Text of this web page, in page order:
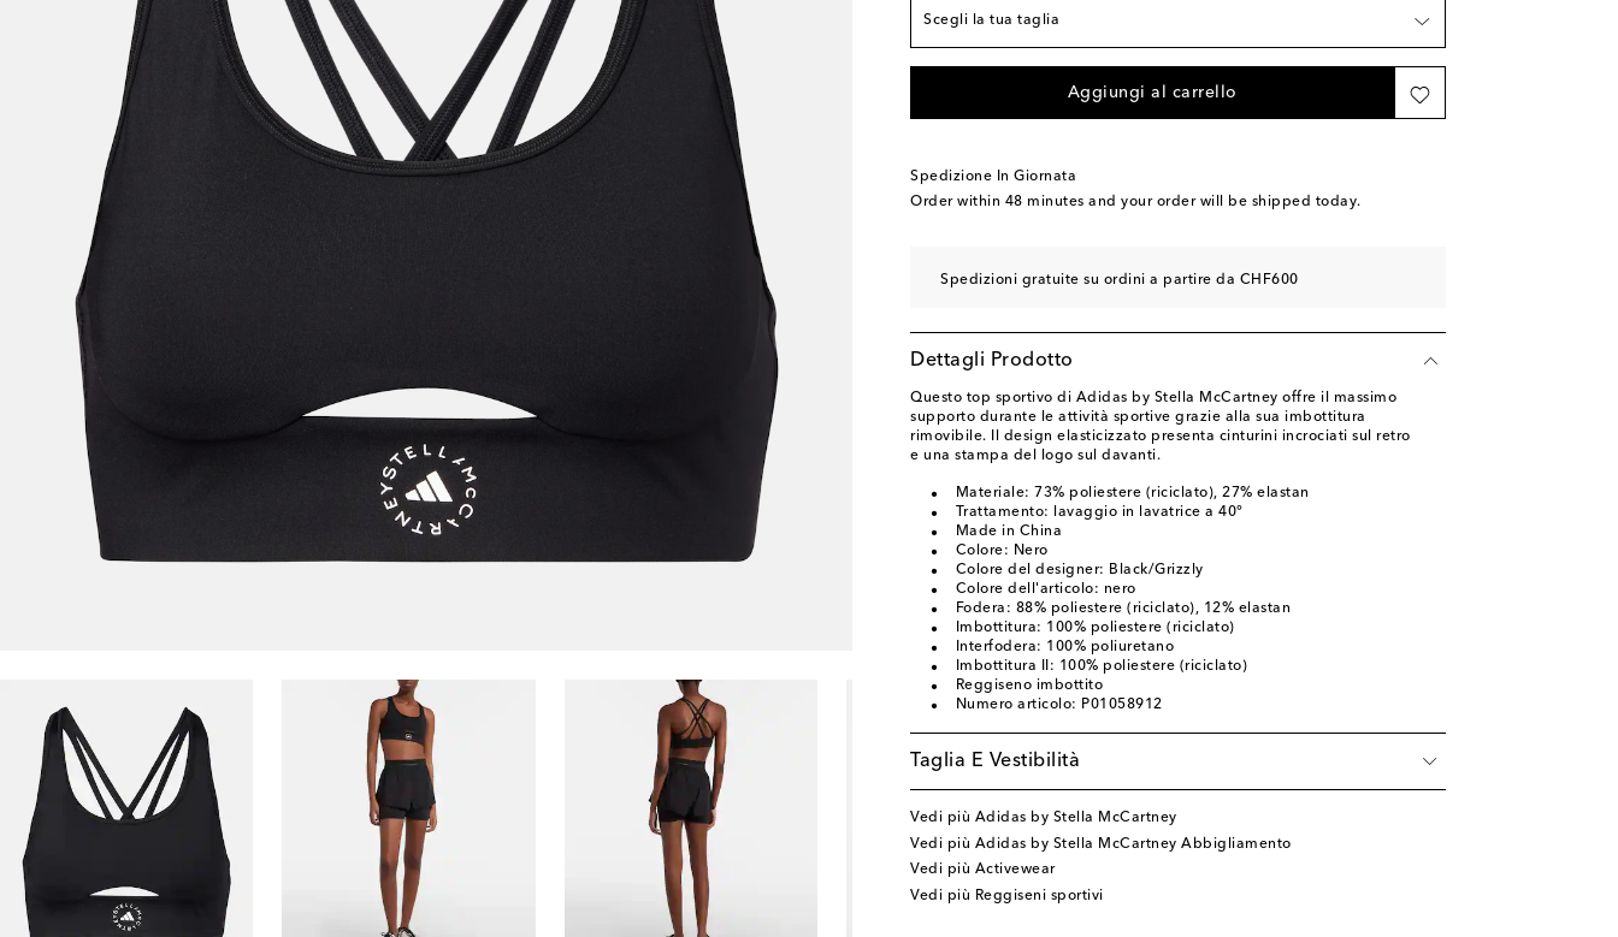
Scegli la tua taglia
XL Pochi pezzi rimasti
Aggiungi al carrello
Spedizione In Giornata
Order within 48 minutes and your order will be shipped today.
Spedizioni gratuite su ordini a partire da CHF600
Dettagli Prodotto
Questo top sportivo di Adidas by Stella McCartney offre il massimo
supporto durante le attività sportive grazie alla sua imbottitura
rimovibile. Il design elasticizzato presenta cinturini incrociati sul retro
e una stampa del logo sul davanti.
Materiale: 73% poliestere (riciclato), 27% elastan
Trattamento: lavaggio in lavatrice a 40°
Made in China
Colore: Nero
Colore del designer: Black/Grizzly
Colore dell'articolo: nero
Fodera: 88% poliestere (riciclato), 12% elastan
Imbottitura: 100% poliestere (riciclato)
Interfodera: 100% poliuretano
Imbottitura II: 100% poliestere (riciclato)
Reggiseno imbottito
Numero articolo: P01058912
Taglia E Vestibilità
Vedi più Adidas by Stella McCartney
Vedi più Adidas by Stella McCartney Abbigliamento
Vedi più Activewear
Vedi più Reggiseni sportivi